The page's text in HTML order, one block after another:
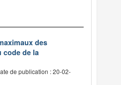
des
code de la
de publication : 20-02-